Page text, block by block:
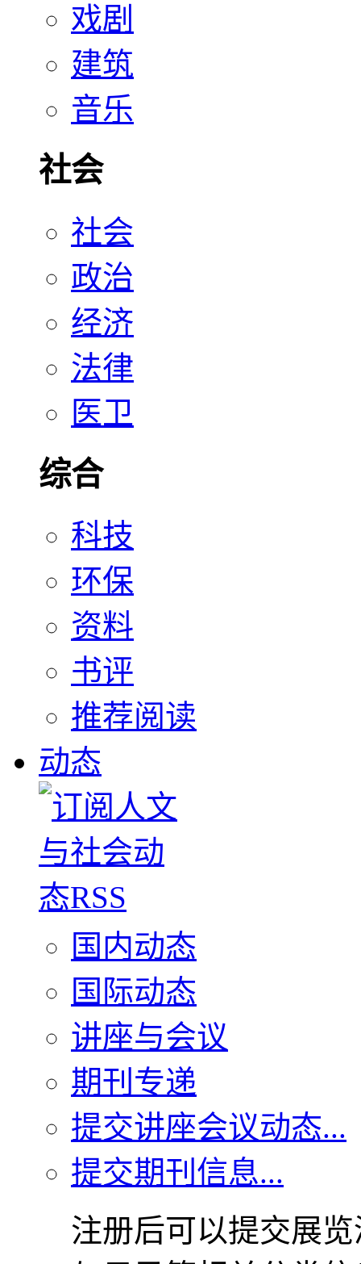
戏剧
建筑
音乐
社会
社会
政治
经济
法律
医卫
综合
科技
环保
资料
书评
推荐阅读
动态
国内动态
国际动态
讲座与会议
期刊专递
提交讲座会议动态...
提交期刊信息...
注册后可以提交展